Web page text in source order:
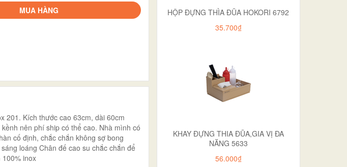
MUA HÀNG
201. Kích thước cao 63cm, dài 60cm
nên phí ship có thể cao. Nhà mình có
cố định, chắc chắn không sợ bong
loáng Chân đế cao su chắc chắn để
inox
HỘP ĐỰNG THÌA ĐŨA HOKORI 6792
35.700₫
KHAY ĐỰNG THIA ĐŨA,GIA VỊ ĐA
NĂNG 5633
56.000₫